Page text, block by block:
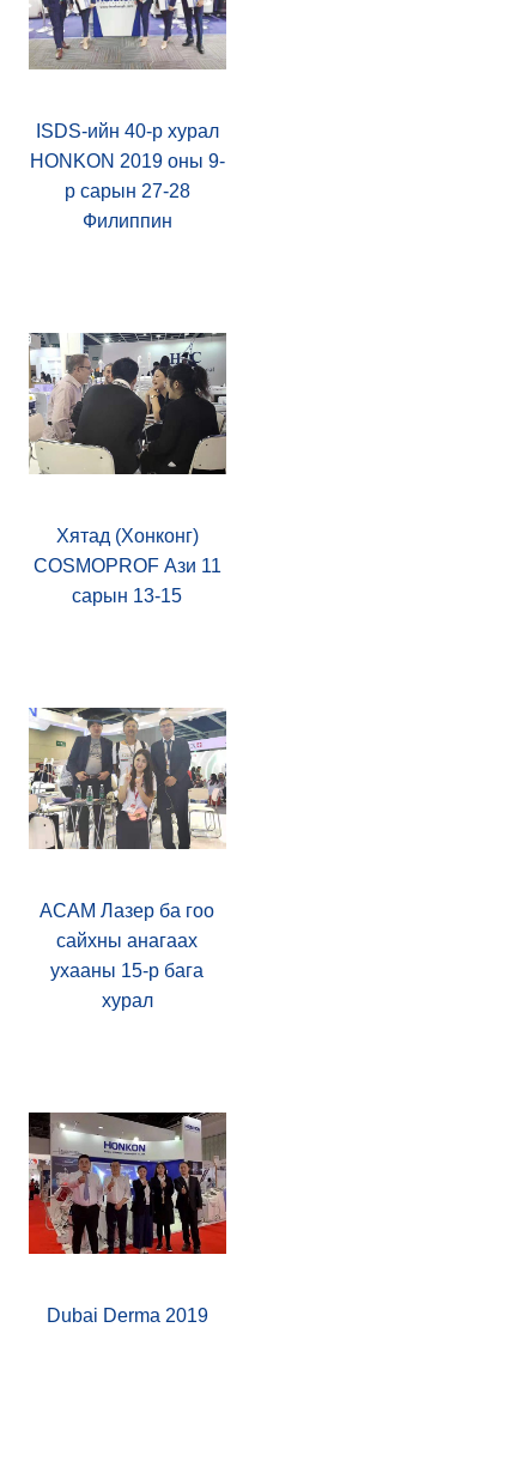
ISDS-ийн 40-р хурал
HONKON 2019 оны 9-
р сарын 27-28
Филиппин
Хятад (Хонконг)
COSMOPROF Ази 11
сарын 13-15
ACAM Лазер ба гоо
сайхны анагаах
ухааны 15-р бага
хурал
Dubai Derma 2019